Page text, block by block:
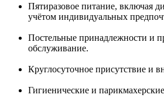
Пятиразовое питание, включая
учётом индивидуальных
Постельные принадлежности и
обслуживание.
Круглосуточное присутствие и
Гигиенические и